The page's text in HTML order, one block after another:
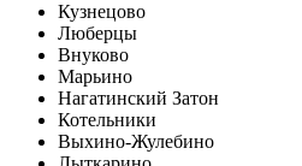
Кузнецово
Люберцы
Внуково
Марьино
Нагатинский Затон
Котельники
Выхино-Жулебино